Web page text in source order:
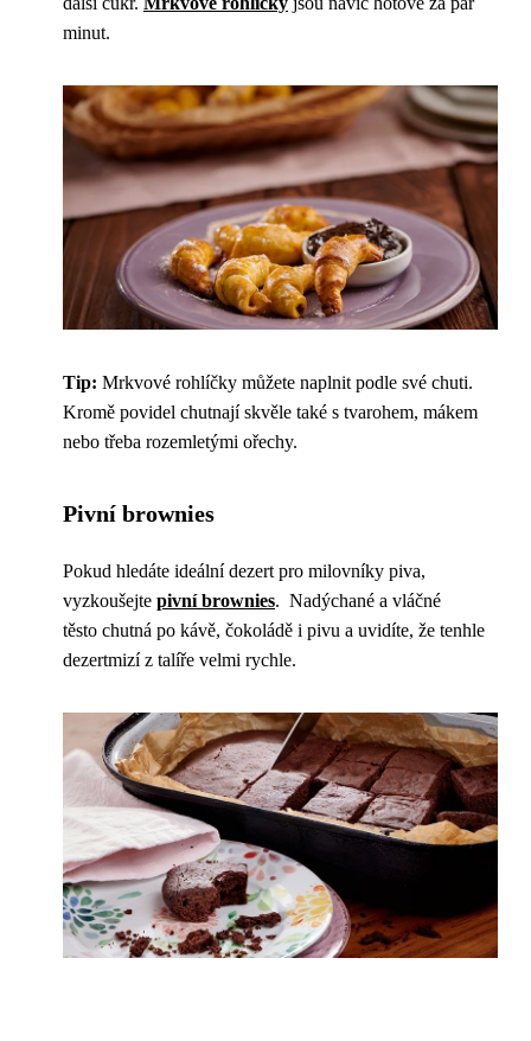
minut.
Tip: Mrkvové rohlíčky můžete naplnit podle své chuti.
Kromě povidel chutnají skvěle také s tvarohem, mákem
nebo třeba rozemletými ořechy.
Pivní brownies
Pokud hledáte ideální dezert pro milovníky piva,
vyzkoušejte pivní brownies. Nadýchané a vláčné
těsto chutná po kávě, čokoládě i pivu a uvidíte, že tenhle
dezertmizí z talíře velmi rychle.